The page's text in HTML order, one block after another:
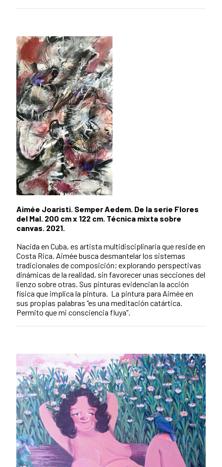
Aimée Joaristi. Semper Aedem. De la serie Flores
del Mal. 200 cm x 122 cm. Técnica mixta sobre
canvas. 2021.
Nacida en Cuba, es artista multidisciplinaria que reside en
Costa Rica. Aimée busca desmantelar los sistemas
tradicionales de composición; explorando perspectivas
dinámicas de la realidad, sin favorecer unas secciones del
lienzo sobre otras. Sus pinturas evidencian la acción
física que implica la pintura. La pintura para Aimée en
sus propias palabras “es una meditación catártica.
Permito que mi consciencia fluya”.